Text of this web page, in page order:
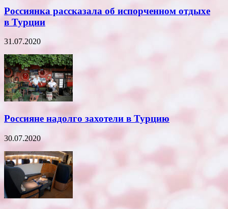
Россиянка рассказала об испорченном отдыхе
в Турции
31.07.2020
Россияне надолго захотели в Турцию
30.07.2020